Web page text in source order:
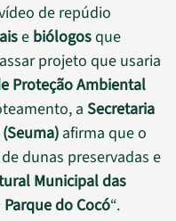
de repúdio
e biólogosque
projeto que usaria
Proteção Ambiental
a Secretaria
afirma que o
dunas preservadas e
Municipal das
Parque do Cocó“.